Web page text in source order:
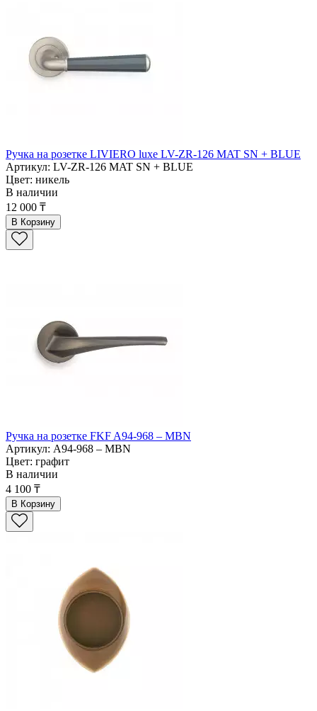
Ручка на розетке LIVIERO luxe LV-ZR-126 MAT SN + BLUE
Артикул: LV-ZR-126 MAT SN + BLUE
Цвет: никель
В наличии
12 000 ₸
В Корзину
Ручка на розетке FKF A94-968 – MBN
Артикул: A94-968 – MBN
Цвет: графит
В наличии
4 100 ₸
В Корзину